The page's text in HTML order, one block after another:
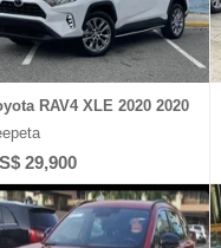
RAV4 XLE 2020 2020
29,900